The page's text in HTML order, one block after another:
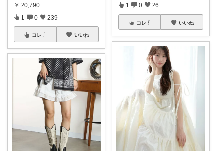
￥ 20,790
1 0 239
コレ いいね
1 0 26
コレ いいね